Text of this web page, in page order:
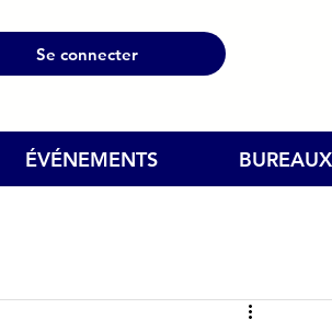
Se connecter
ÉVÉNEMENTS BUREAUX